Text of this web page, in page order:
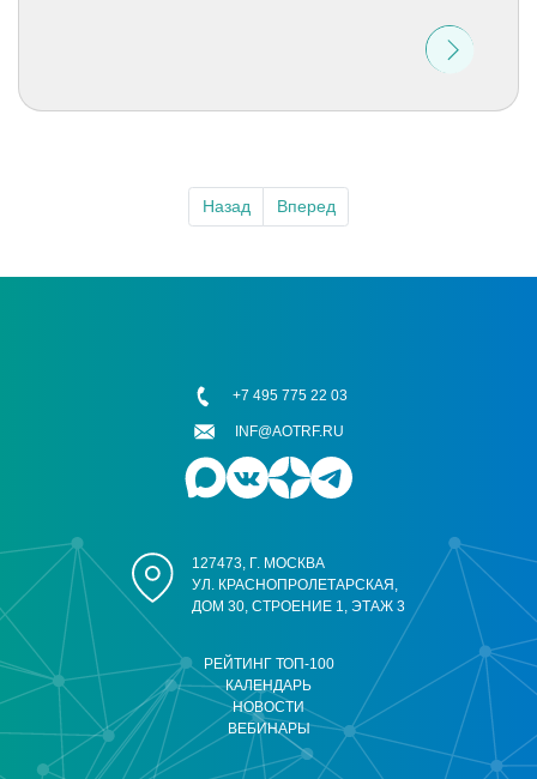
Назад Вперед
РЕЙТИНГ ТОП-100
КАЛЕНДАРЬ
НОВОСТИ
ВЕБИНАРЫ
127473, Г. МОСКВА
УЛ. КРАСНОПРОЛЕТАРСКАЯ,
ДОМ 30, СТРОЕНИЕ 1, ЭТАЖ 3
+7 495 775 22 03
INF@AOTRF.RU